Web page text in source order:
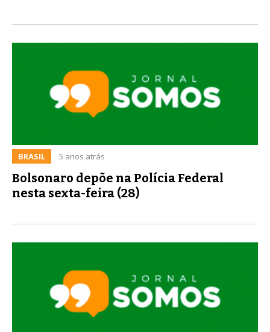
BRASIL 5 anos atrás
Bolsonaro depõe na Polícia Federal
nesta sexta-feira (28)